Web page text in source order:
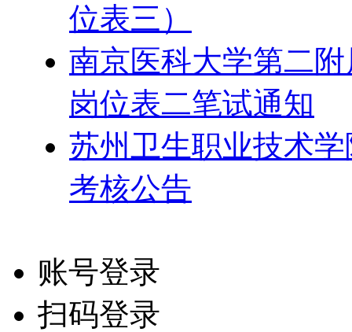
位表三）
南京医科大学第二
岗位表二笔试通知
苏州卫生职业技术
考核公告
账号登录
扫码登录